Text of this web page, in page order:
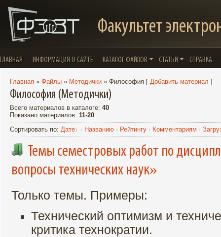
Факультет
ГЛАВНАЯ ИНФОРМАЦИЯ О САЙТЕ КАТАЛОГ ФАЙЛОВ СТАТЬИ СПРАВКА
Главная » Файлы » Методички » Философия [ Добавить материал ]
Философия (Методички)
Всего материалов в каталоге: 40
Показано материалов: 11-20
Сортировать по: Дате · Названию · Рейтингу · Комментариям ·
Темы семестровых работ по
вопросы технических наук»
Только темы. Примеры:
Технический оптимизм и
критика технократии.